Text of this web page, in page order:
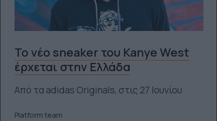
Το νέο sneaker του Kanye West
έρχεται στην Ελλάδα
Από τα adidas Originals, στις 27 Ιουνίου
Platform team